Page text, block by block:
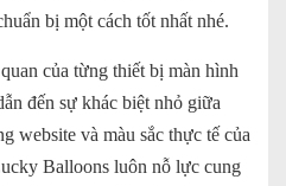
bị một cách tốt nhất nhé.
của từng thiết bị màn hình
đến sự khác biệt nhỏ giữa
website và màu sắc thực tế của
Balloons luôn nỗ lực cung